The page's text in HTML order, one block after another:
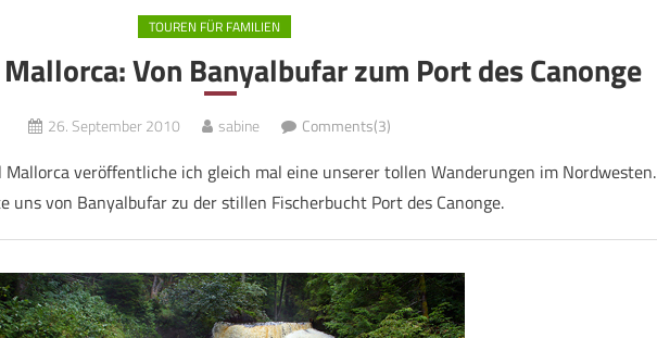
TOUREN FÜR FAMILIEN
Von Banyalbufar zum Port des Canonge
26. September 2010 sabine Comments(3)
veröffentliche ich gleich mal eine unserer tollen Wanderungen im Nordwesten.
uns von Banyalbufar zu der stillen Fischerbucht Port des Canonge.